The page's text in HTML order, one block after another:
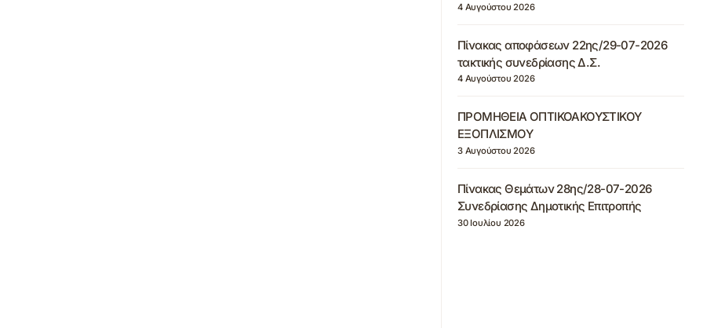
4 Αυγούστου 2026
Πίνακας αποφάσεων 22ης/29-07-2026
τακτικής συνεδρίασης Δ.Σ.
4 Αυγούστου 2026
ΠΡΟΜΗΘΕΙΑ ΟΠΤΙΚΟΑΚΟΥΣΤΙΚΟΥ
ΕΞΟΠΛΙΣΜΟΥ
3 Αυγούστου 2026
Πίνακας Θεμάτων 28ης/28-07-2026
Συνεδρίασης Δημοτικής Επιτροπής
30 Ιουλίου 2026